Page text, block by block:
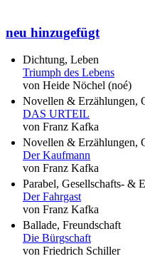
neu hinzugefügt
Dichtung, Leben
Triumph des Lebens
von Heide Nöchel (noé)
Novellen & Erzählungen,
DAS URTEIL
von Franz Kafka
Novellen & Erzählungen,
Der Kaufmann
von Franz Kafka
Parabel, Gesellschafts- &
Der Fahrgast
von Franz Kafka
Ballade, Freundschaft
Die Bürgschaft
von Friedrich Schiller